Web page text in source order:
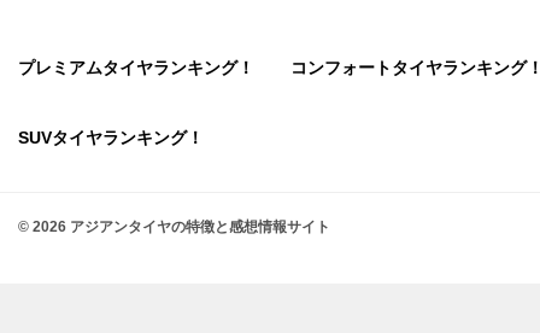
プレミアムタイヤランキング！ コンフォートタイヤランキング
SUVタイヤランキング！
© 2026 アジアンタイヤの特徴と感想情報サイト